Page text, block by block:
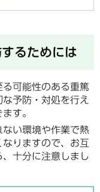
るためには
可能性のある重篤
予防・対処を行え
す。
い環境や作業で熱
りますので、お互
十分に注意しまし